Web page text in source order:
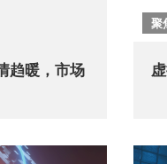
趋暖，市场
聚